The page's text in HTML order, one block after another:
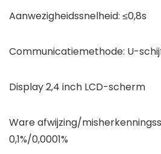
Aanwezigheidssnelheid: ≤0,8s
Communicatiemethode: U-
Display 2,4 inch LCD-scherm
Ware afwijzing/
0,1%/0,0001%